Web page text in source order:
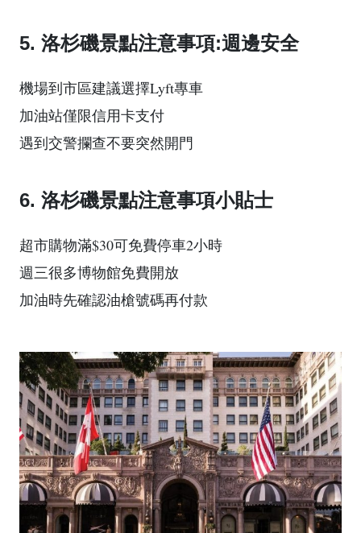
5. 洛杉磯景點注意事項:週邊安全
機場到市區建議選擇Lyft專車
加油站僅限信用卡支付
遇到交警攔查不要突然開門
6. 洛杉磯景點注意事項小貼士
超市購物滿$30可免費停車2小時
週三很多博物館免費開放
加油時先確認油槍號碼再付款